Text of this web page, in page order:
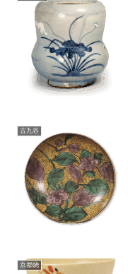
古九谷
京都烧